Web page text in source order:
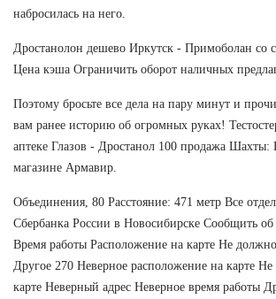
набросилась на него.
Дростанолон дешево Иркутск - Примоболан со
Цена кэша Ограничить оборот наличных
Поэтому бросьте все дела на пару минут и
вам ранее историю об огромных руках!
аптеке Глазов - Дростанол 100 продажа
магазине Армавир.
Объединения, 80 Расстояние: 471 метр Все
Сбербанка России в Новосибирске Сообщить
Время работы Расположение на карте Не
Другое 270 Неверное расположение на карте
карте Неверный адрес Неверное время работы